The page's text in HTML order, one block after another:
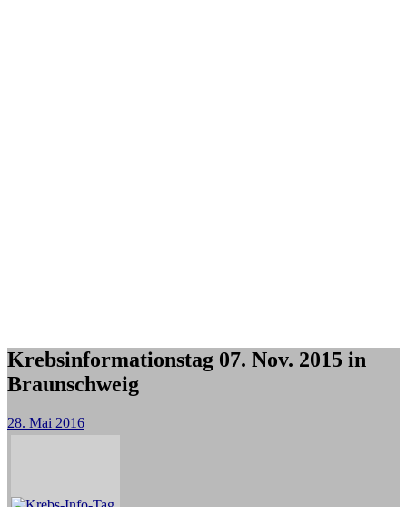
Krebsinformationstag 07. Nov. 2015 in
Braunschweig
28. Mai 2016